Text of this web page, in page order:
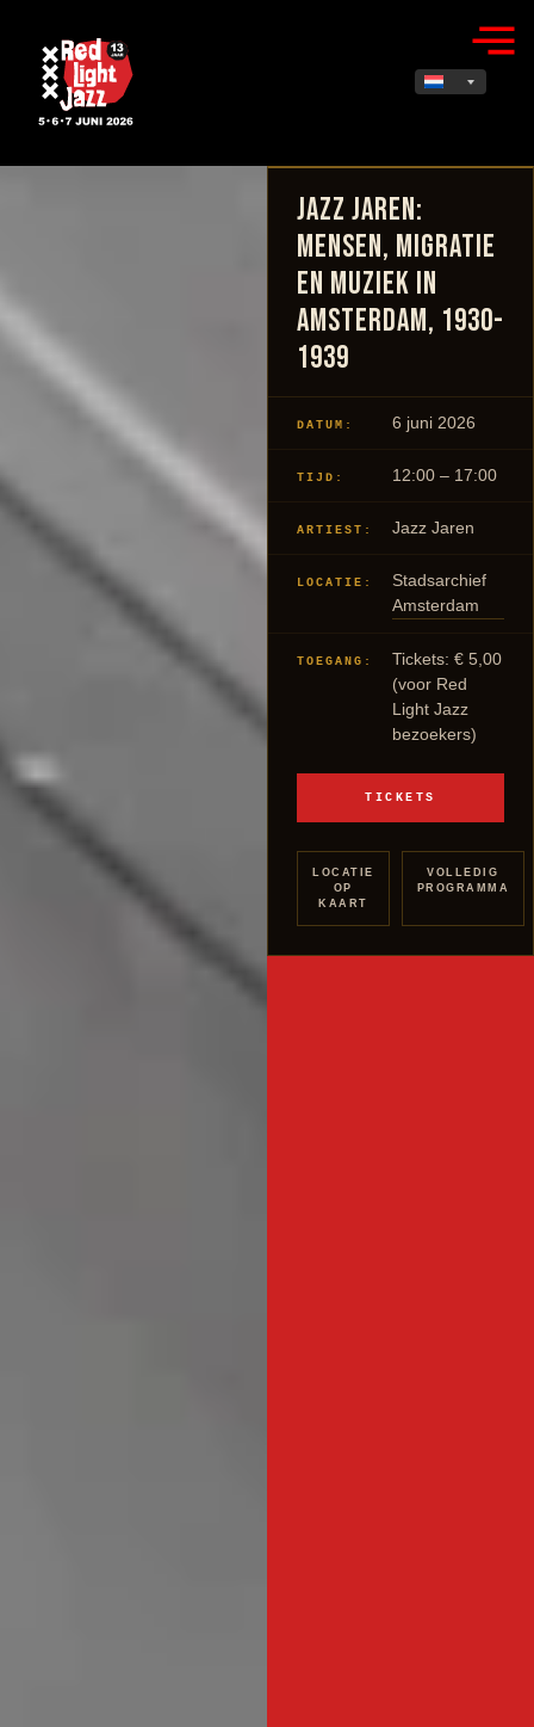
Jazz jaren:
mensen, migratie
en muziek in
Amsterdam, 1930-
1939
DATUM: 6 juni 2026
TIJD: 12:00 – 17:00
ARTIEST: Jazz Jaren
LOCATIE:
Stadsarchief
Amsterdam
TOEGANG:
Tickets: € 5,00
(voor Red
Light Jazz
bezoekers)
TICKETS
LOCATIE
OP
KAART
VOLLEDIG
PROGRAMMA